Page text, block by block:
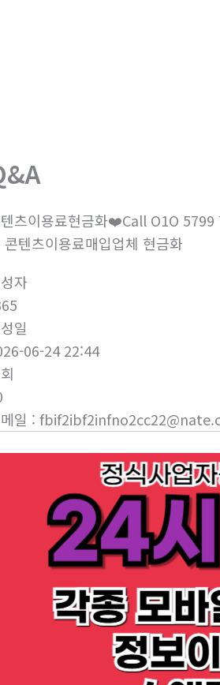
츠이용료현금화❤️Call O1O
콘텐츠이용료매입업체 현금화
자
일
06-24 22:44
일 :